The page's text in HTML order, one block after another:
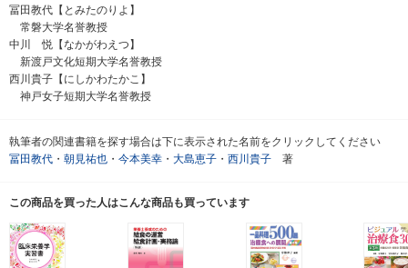
冨田教代【とみたのりよ】
常磐大学名誉教授
中川 悦【なかがわえつ】
新渡戸文化短期大学名誉教授
西川貴子【にしかわたかこ】
神戸女子短期大学名誉教授
執筆者の関連書籍を探す場合は下に表示された名前をクリックしてください
冨田教代 ・ 朝見祐也 ・ 今本美幸 ・ 大島恵子 ・ 西川貴子 著
この商品を買った人はこんな商品も買っています